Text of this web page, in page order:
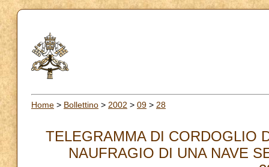
Home > Bollettino > 2002 > 09 > 28
TELEGRAMMA DI CORDOGLIO
NAUFRAGIO DI UNA NAVE